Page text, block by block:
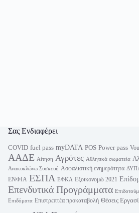
Σας Ενδιαφέρει
COVID fuel pass myDATA POS Power pass
ΑΑΔΕ Αίτηση Αγρότες Αθλητικά σωματεία
Ανακυκλώνω Συσκευή Ασφαλιστική ενημερότητα
ΕΝΦΙΑ ΕΣΠΑ ΕΦΚΑ Εξοικονομώ 2021
Επενδυτικά Προγράμματα
Επιδόματα Επιστρεπτέα προκαταβολή Θέσεις